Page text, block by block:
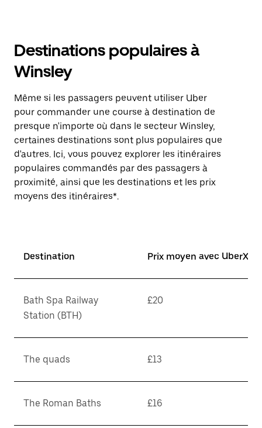
Destinations populaires à
Winsley
Même si les passagers peuvent utiliser Uber
pour commander une course à destination de
presque n'importe où dans le secteur Winsley,
certaines destinations sont plus populaires que
d'autres. Ici, vous pouvez explorer les itinéraires
populaires commandés par des passagers à
proximité, ainsi que les destinations et les prix
moyens des itinéraires*.
Destination Prix moyen avec UberX*
Bath Spa Railway
Station (BTH)
£20
The quads £13
The Roman Baths £16